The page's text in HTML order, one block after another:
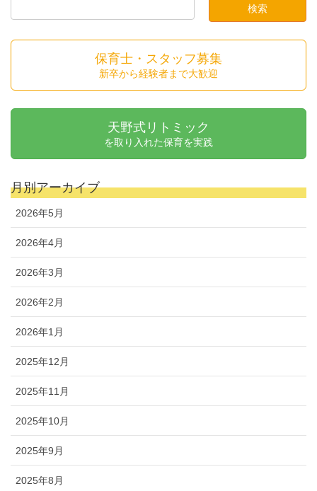
保育士・スタッフ募集
新卒から経験者まで大歓迎
天野式リトミック
を取り入れた保育を実践
月別アーカイブ
2026年5月
2026年4月
2026年3月
2026年2月
2026年1月
2025年12月
2025年11月
2025年10月
2025年9月
2025年8月